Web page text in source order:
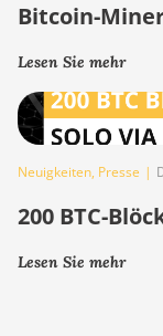
Bitcoin-
Lesen Sie mehr
Neuigkeiten, Presse |
200 BTC-
Lesen Sie mehr